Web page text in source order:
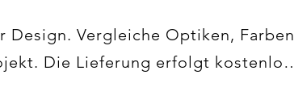
Vergleiche Optiken, Farben
Die Lieferung erfolgt kostenlos